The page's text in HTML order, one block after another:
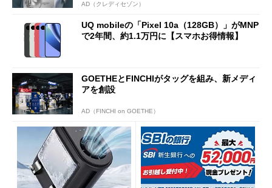
AD（クレディセゾン）
UQ mobileの「Pixel 10a（128GB）」がMNP
で2年間、約1.1万円に【スマホお得情報】
GOETHEとFINCHIがタッグを組み、新メディ
アを創設
AD（FINCHI on GOETHE）